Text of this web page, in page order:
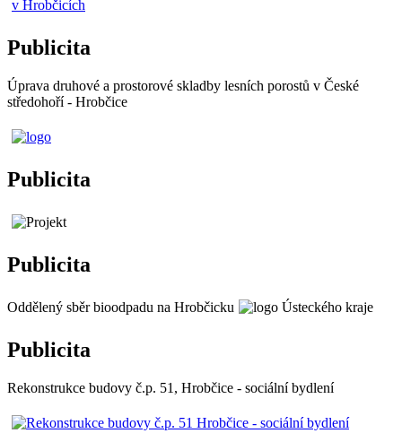
Publicita
Úprava druhové a prostorové skladby lesních porostů v České
středohoří - Hrobčice
Publicita
Publicita
Oddělený sběr bioodpadu na Hrobčicku
Publicita
Rekonstrukce budovy č.p. 51, Hrobčice - sociální bydlení